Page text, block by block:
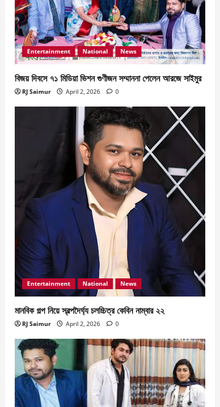
Entertainment National News
বিজয় দিবসে ৭১ মিডিয়া ভিশন গুণীজন সম্মাননা পেলেন আরজে সাইমুর
RJ Saimur April 2, 2026 0
Entertainment National News
মানবিক গল্প নিয়ে স্বল্পদৈর্ঘ‍্য চলচ্চিত্র কেবিন নাম্বার ২২
RJ Saimur April 2, 2026 0